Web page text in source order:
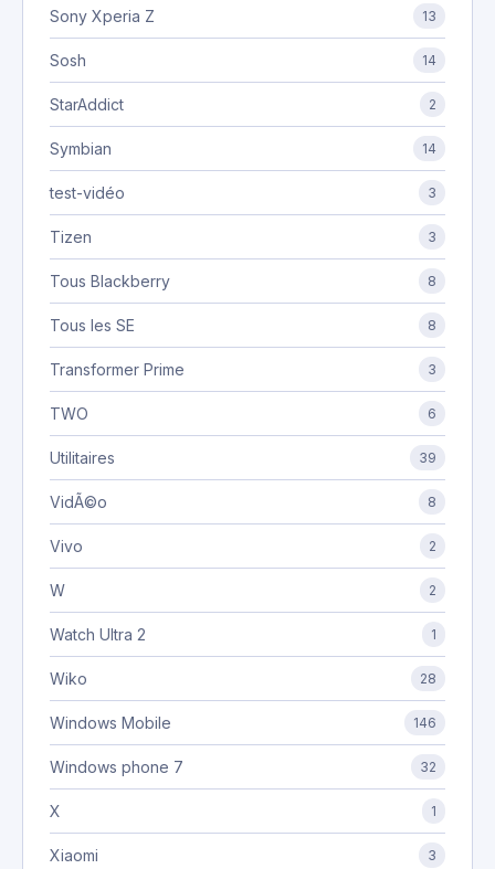
Sony Xperia Z 13
Sosh 14
StarAddict 2
Symbian 14
test-vidéo 3
Tizen 3
Tous Blackberry 8
Tous les SE 8
Transformer Prime 3
TWO 6
Utilitaires 39
VidÃ©o 8
Vivo 2
W 2
Watch Ultra 2 1
Wiko 28
Windows Mobile 146
Windows phone 7 32
X 1
Xiaomi 3